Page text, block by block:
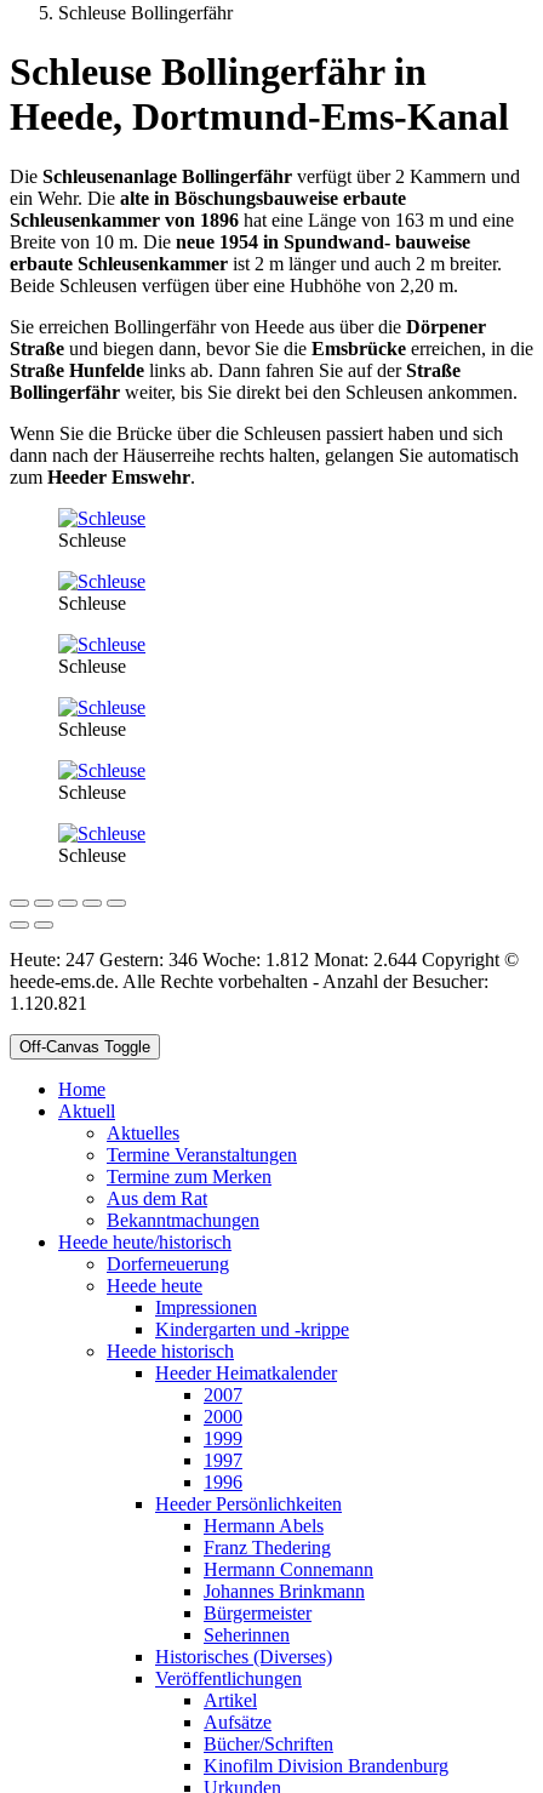
Schleuse Bollingerfähr
Schleuse Bollingerfähr in
Heede, Dortmund-Ems-Kanal
Die Schleusenanlage Bollingerfähr verfügt über 2 Kammern und
ein Wehr. Die alte in Böschungsbauweise erbaute
Schleusenkammer von 1896 hat eine Länge von 163 m und eine
Breite von 10 m. Die neue 1954 in Spundwand- bauweise
erbaute Schleusenkammer ist 2 m länger und auch 2 m breiter.
Beide Schleusen verfügen über eine Hubhöhe von 2,20 m.
Sie erreichen Bollingerfähr von Heede aus über die Dörpener
Straße und biegen dann, bevor Sie die Emsbrücke erreichen, in die
Straße Hunfelde links ab. Dann fahren Sie auf derStraße
Bollingerfähr weiter, bis Sie direkt bei den Schleusen ankommen.
Wenn Sie die Brücke über die Schleusen passiert haben und sich
dann nach der Häuserreihe rechts halten, gelangen Sie automatisch
zum Heeder Emswehr.
Schleuse
Schleuse
Schleuse
Schleuse
Schleuse
Schleuse
Heute: 247 Gestern: 346 Woche: 1.812 Monat: 2.644 Copyright ©
heede-ems.de. Alle Rechte vorbehalten - Anzahl der Besucher:
1.120.821
Off-Canvas Toggle
Home
Aktuell
Aktuelles
Termine Veranstaltungen
Termine zum Merken
Aus dem Rat
Bekanntmachungen
Heede heute/historisch
Dorferneuerung
Heede heute
Impressionen
Kindergarten und -krippe
Heede historisch
Heeder Heimatkalender
2007
2000
1999
1997
1996
Heeder Persönlichkeiten
Hermann Abels
Franz Thedering
Hermann Connemann
Johannes Brinkmann
Bürgermeister
Seherinnen
Historisches (Diverses)
Veröffentlichungen
Artikel
Aufsätze
Bücher/Schriften
Kinofilm Division Brandenburg
Urkunden